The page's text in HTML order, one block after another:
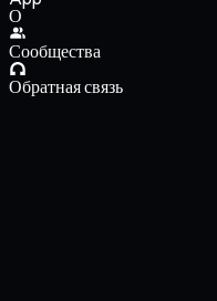
О
Сообщества
Обратная связь